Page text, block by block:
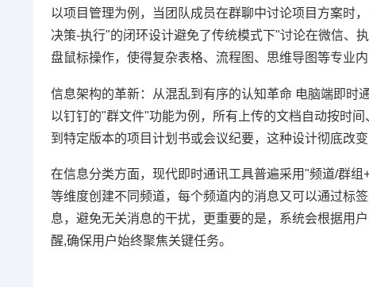
以项目管理为例，当团队成员在群聊中讨论项目方案时
决策-执行"的闭环设计避免了传统模式下"讨论在微信、
盘鼠标操作，使得复杂表格、流程图、思维导图等专业
信息架构的革新：从混乱到有序的认知革命 电脑端即时
以钉钉的"群文件"功能为例，所有上传的文档自动按时
到特定版本的项目计划书或会议纪要，这种设计彻底改
在信息分类方面，现代即时通讯工具普遍采用"频道/群
等维度创建不同频道，每个频道内的消息又可以通过标
息，避免无关消息的干扰，更重要的是，系统会根据用
醒,确保用户始终聚焦关键任务。